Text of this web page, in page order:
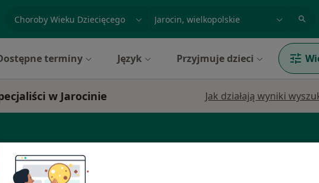
terminy Język Przyjmuje dzieci
w Jarocinie Jak działają wyniki
Chirurg